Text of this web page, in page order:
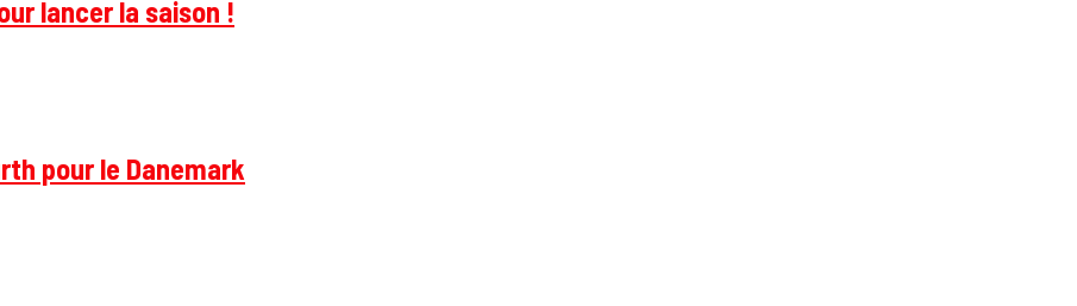
lancer la saison !
pour le Danemark